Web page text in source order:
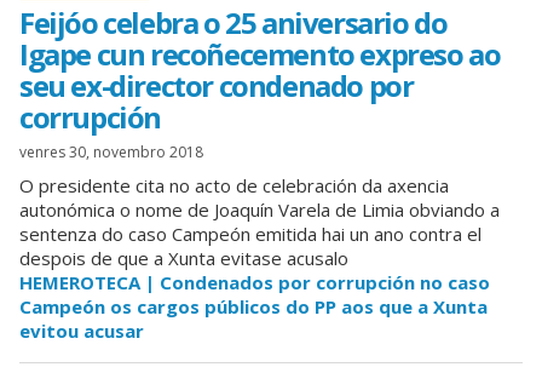
Feijóo celebra o 25 aniversario do
Igape cun recoñecemento expreso ao
seu ex-director condenado por
corrupción
venres 30, novembro 2018
O presidente cita no acto de celebración da axencia
autonómica o nome de Joaquín Varela de Limia obviando a
sentenza do caso Campeón emitida hai un ano contra el
despois de que a Xunta evitase acusalo
HEMEROTECA | Condenados por corrupción no caso
Campeón os cargos públicos do PP aos que a Xunta
evitou acusar